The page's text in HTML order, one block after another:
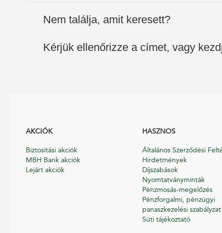
Nem találja, amit keresett?
Kérjük ellenőrizze a címet, vagy
AKCIÓK
Biztosítási akciók
MBH Bank akciók
Lejárt akciók
HASZNOS
Általános Szerződési
Hirdetmények
Díjszabások
Nyomtatványminták
Pénzmosás-megelőzés
Pénzforgalmi, pénzügyi
panaszkezelési szabályzat
Süti tájékoztató